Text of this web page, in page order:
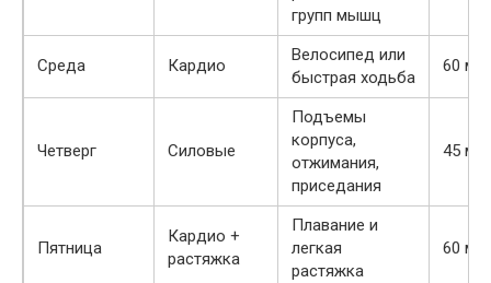
групп мышц
Среда Кардио
Велосипед или
быстрая ходьба
60
Четверг Силовые
Подъемы
корпуса,
отжимания,
приседания
45
Пятница
Кардио +
растяжка
Плавание и
легкая
растяжка
60